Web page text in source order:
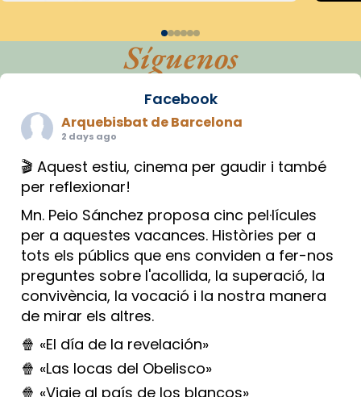
Síguenos
Facebook
Arquebisbat de Barcelona
2 days ago
🎬 Aquest estiu, cinema per gaudir i també
per reflexionar!
Mn. Peio Sánchez proposa cinc pel·lícules
per a aquestes vacances. Històries per a
tots els públics que ens conviden a fer-nos
preguntes sobre l'acollida, la superació, la
convivència, la vocació i la nostra manera
de mirar els altres.
🍿 «El día de la revelación»
🍿 «Las locas del Obelisco»
🍿 «Viaje al país de los blancos»